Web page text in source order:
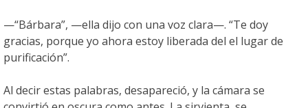
—“Bárbara”, —ella dijo con una voz clara—. “Te doy
gracias, porque yo ahora estoy liberada del el lugar de
purificación”.
Al decir estas palabras, desapareció, y la cámara se